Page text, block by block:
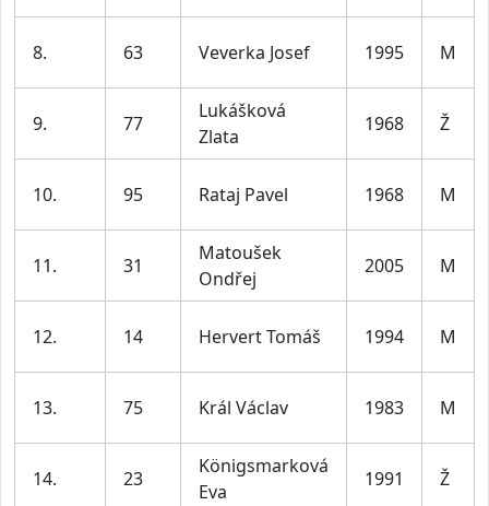
8. 63 Veverka Josef 1995 M
9. 77
Lukášková
Zlata
1968 Ž
10. 95 Rataj Pavel 1968 M
11. 31
Matoušek
Ondřej
2005 M
12. 14 Hervert Tomáš 1994 M
13. 75 Král Václav 1983 M
14. 23
Königsmarková
Eva
1991 Ž